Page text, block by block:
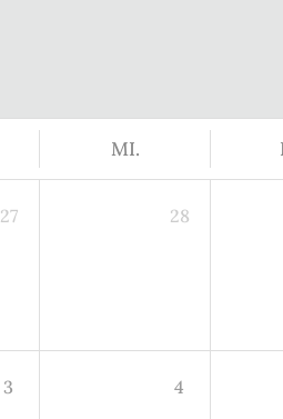
MI.
27 28
3 4